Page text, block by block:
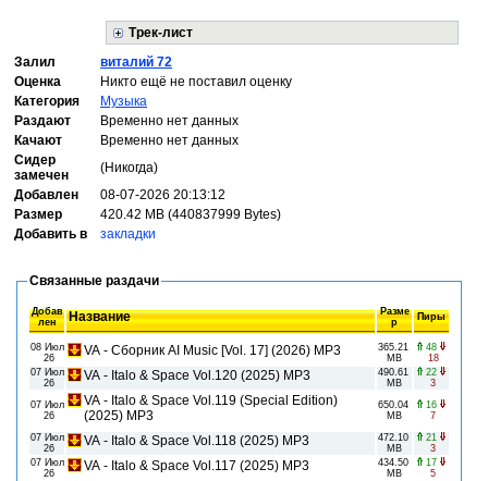
Трек-лист
Залил
виталий 72
Оценка
Никто ещё не поставил оценку
Категория
Музыка
Раздают
Временно нет данных
Качают
Временно нет данных
Сидер
замечен
(Никогда)
Добавлен
08-07-2026 20:13:12
Размер
420.42 MB (440837999 Bytes)
Добавить в
закладки
Связанные раздачи
Добав
лен
Название
Разме
р
Пиры
08 Июл
26
VA - Сборник AI Music [Vol. 17] (2026) MP3
365.21
MB
48
18
07 Июл
26
VA - Italo & Space Vol.120 (2025) MP3
490.61
MB
22
3
07 Июл
26
VA - Italo & Space Vol.119 (Special Edition)
(2025) MP3
650.04
MB
16
7
07 Июл
26
VA - Italo & Space Vol.118 (2025) MP3
472.10
MB
21
3
07 Июл
26
VA - Italo & Space Vol.117 (2025) MP3
434.50
MB
17
5